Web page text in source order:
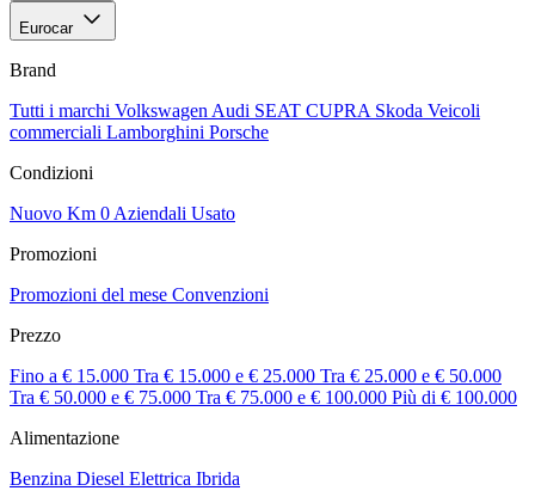
Eurocar
Brand
Tutti i marchi Volkswagen Audi SEAT CUPRA Skoda Veicoli
commerciali Lamborghini Porsche
Condizioni
Nuovo Km 0 Aziendali Usato
Promozioni
Promozioni del mese Convenzioni
Prezzo
Fino a € 15.000 Tra € 15.000 e € 25.000 Tra € 25.000 e € 50.000
Tra € 50.000 e € 75.000 Tra € 75.000 e € 100.000 Più di € 100.000
Alimentazione
Benzina Diesel Elettrica Ibrida